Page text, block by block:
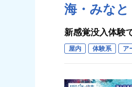
海・みな
新感覚没入体験
屋内 体験系 ア